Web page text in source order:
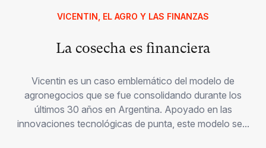
VICENTIN, EL AGRO Y LAS FINANZAS
La cosecha es financiera
Vicentin es un caso emblemático del modelo de
agronegocios que se fue consolidando durante los
últimos 30 años en Argentina. Apoyado en las
innovaciones tecnológicas de punta, este modelo se...